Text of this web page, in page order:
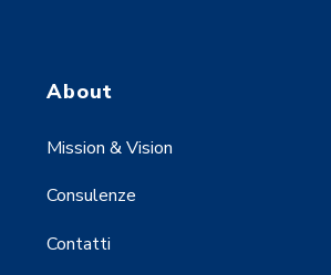
About
Mission & Vision
Consulenze
Contatti